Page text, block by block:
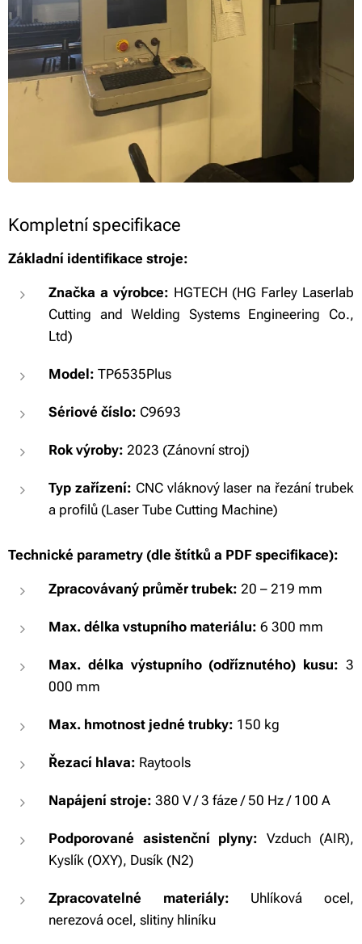
Kompletní specifikace
Základní identifikace stroje:
Značka a výrobce: HGTECH (HG Farley Laserlab
Cutting and Welding Systems Engineering Co.,
Ltd)
Model: TP6535Plus
Sériové číslo: C9693
Rok výroby: 2023 (Zánovní stroj)
Typ zařízení: CNC vláknový laser na řezání trubek
a profilů (Laser Tube Cutting Machine)
Technické parametry (dle štítků a PDF specifikace):
Zpracovávaný průměr trubek: 20 – 219 mm
Max. délka vstupního materiálu: 6 300 mm
Max. délka výstupního (odříznutého) kusu: 3
000 mm
Max. hmotnost jedné trubky: 150 kg
Řezací hlava: Raytools
Napájení stroje: 380 V / 3 fáze / 50 Hz / 100 A
Podporované asistenční plyny: Vzduch (AIR),
Kyslík (OXY), Dusík (N2)
Zpracovatelné materiály: Uhlíková ocel,
nerezová ocel, slitiny hliníku